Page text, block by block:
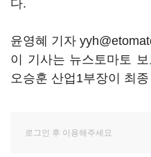
다.
윤영혜 기자
이 기사는 뉴스토마토
오승훈 산업1부장이 최